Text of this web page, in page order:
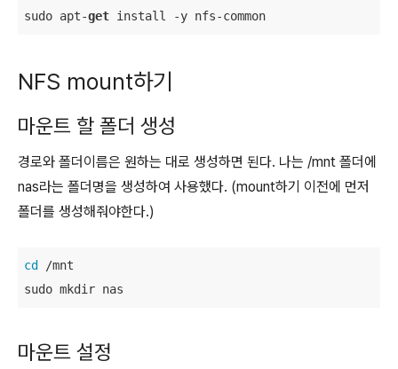
sudo apt-get install -y nfs-common
NFS mount하기
마운트 할 폴더 생성
경로와 폴더이름은 원하는 대로 생성하면 된다. 나는 /mnt 폴더에
nas라는 폴더명을 생성하여 사용했다. (mount하기 이전에 먼저
폴더를 생성해줘야한다.)
cd /mnt
sudo mkdir nas
마운트 설정